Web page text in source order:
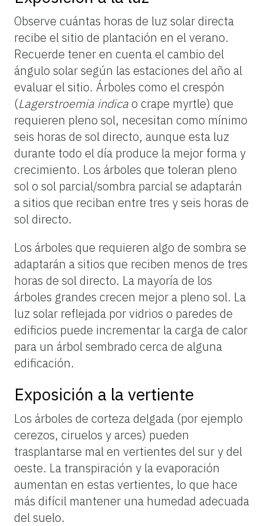
Observe cuántas horas de luz solar directa
recibe el sitio de plantación en el verano.
Recuerde tener en cuenta el cambio del
ángulo solar según las estaciones del año al
evaluar el sitio. Árboles como el crespón
(Lagerstroemia indicao crape myrtle) que
requieren pleno sol, necesitan como mínimo
seis horas de sol directo, aunque esta luz
durante todo el día produce la mejor forma y
crecimiento. Los árboles que toleran pleno
sol o sol parcial/sombra parcial se adaptarán
a sitios que reciban entre tres y seis horas de
sol directo.
Los árboles que requieren algo de sombra se
adaptarán a sitios que reciben menos de tres
horas de sol directo. La mayoría de los
árboles grandes crecen mejor a pleno sol. La
luz solar reflejada por vidrios o paredes de
edificios puede incrementar la carga de calor
para un árbol sembrado cerca de alguna
edificación.
Exposición a la vertiente
Los árboles de corteza delgada (por ejemplo
cerezos, ciruelos y arces) pueden
trasplantarse mal en vertientes del sur y del
oeste. La transpiración y la evaporación
aumentan en estas vertientes, lo que hace
más difícil mantener una humedad adecuada
del suelo.